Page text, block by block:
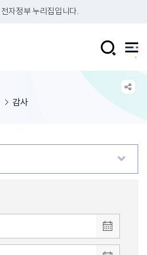
자정부 누리집입니다.
감사